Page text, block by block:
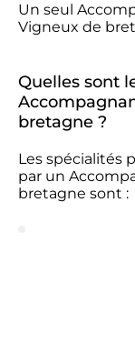
Un seul
Vigneux de
Quelles sont
bretagne ?
Les spécialités
par un
bretagne sont :